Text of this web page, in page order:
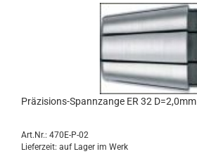
Präzisions-Spannzange ER 32 D=2,0mm
Art.Nr.: 470E-P-02
Lieferzeit: auf Lager im Werk